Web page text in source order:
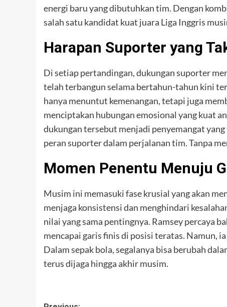
energi baru yang dibutuhkan tim. Dengan
salah satu kandidat kuat juara Liga Inggris
Harapan Suporter yang
Di setiap pertandingan, dukungan suporter
telah terbangun selama bertahun-tahun kini
hanya menuntut kemenangan, tetapi juga
menciptakan hubungan emosional yang kuat
dukungan tersebut menjadi penyemangat
peran suporter dalam perjalanan tim. Tanpa
Momen Penentu Menuju
Musim ini memasuki fase krusial yang akan
menjaga konsistensi dan menghindari
nilai yang sama pentingnya. Ramsey percaya
mencapai garis finis di posisi teratas. Namun,
Dalam sepak bola, segalanya bisa berubah
terus dijaga hingga akhir musim.